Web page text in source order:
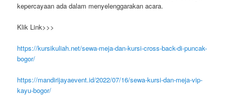
kepercayaan ada dalam menyelenggarakan acara.
Klik Link>>>
https://kursikuliah.net/sewa-meja-dan-kursi-cross-back-di-puncak-
bogor/
https://mandirijayaevent.id/2022/07/16/sewa-kursi-dan-meja-vip-
kayu-bogor/